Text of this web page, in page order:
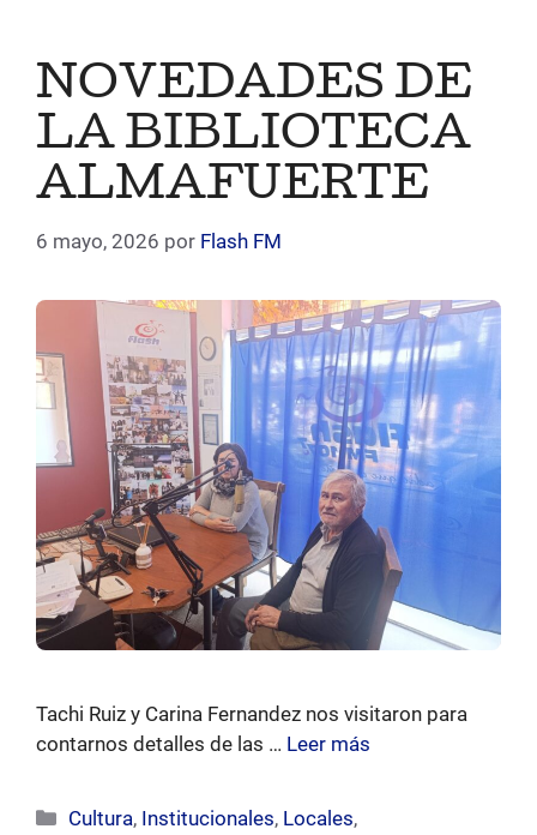
NOVEDADES DE
LA BIBLIOTECA
ALMAFUERTE
6 mayo, 2026 por Flash FM
Tachi Ruiz y Carina Fernandez nos visitaron para
contarnos detalles de las … Leer más
Categorías
Cultura, Institucionales, Locales,